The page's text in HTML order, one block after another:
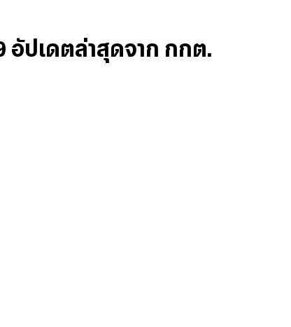
อัปเดตล่าสุดจาก กกต.